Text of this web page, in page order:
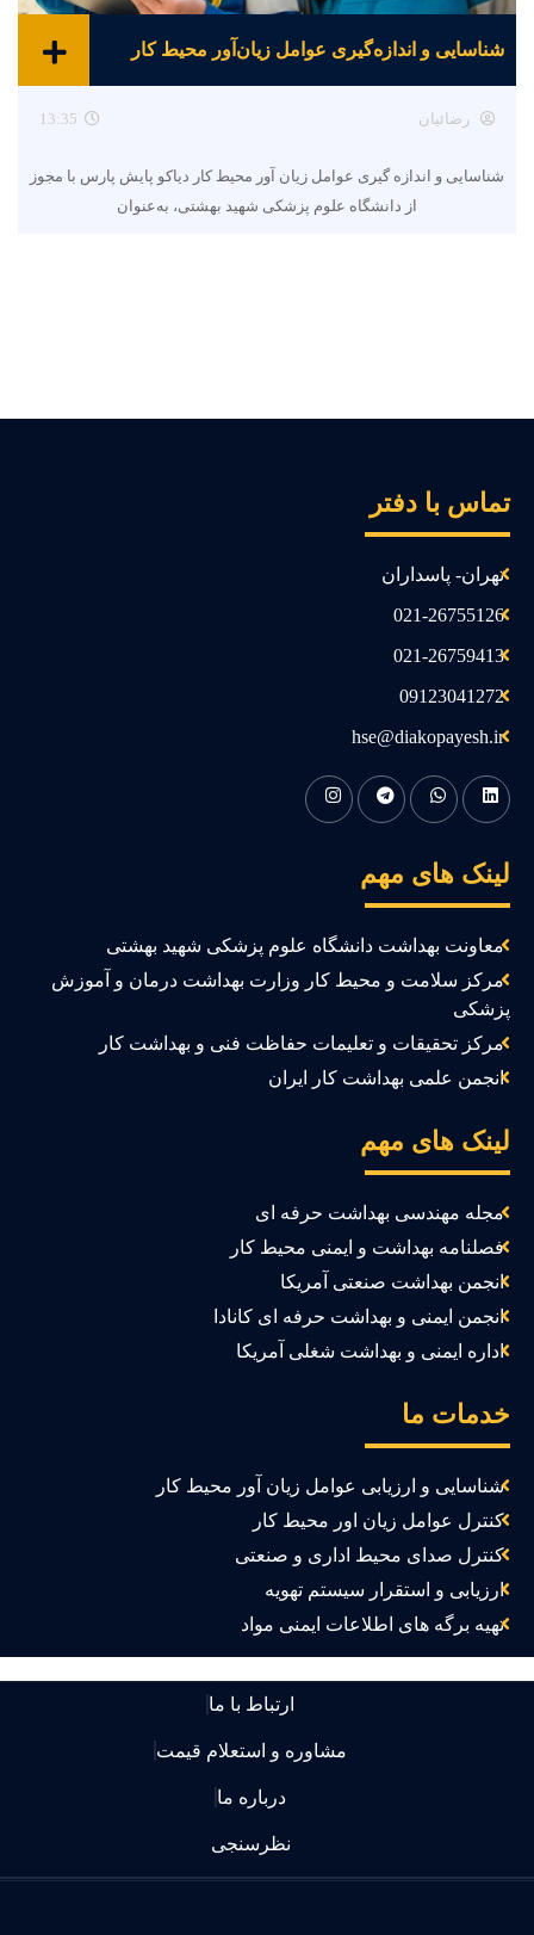
شناسایی و اندازه‌گیری عوامل زیان‌آور محیط کار
رضائیان 13:35
شناسایی و اندازه گیری عوامل زیان آور محیط کار دیاکو پایش پارس با مجوز
از دانشگاه علوم پزشکی شهید بهشتی، به‌عنوان
با دفتر
تهران- پاسداران
021-26755126
021-26759413
09123041272
hse@diakopayesh.ir
های مهم
معاونت بهداشت دانشگاه علوم پزشکی شهید بهشتی
مرکز سلامت و محیط کار وزارت بهداشت درمان و آموزش
مرکز تحقیقات و تعلیمات حفاظت فنی و بهداشت کار
انجمن علمی بهداشت کار ایران
های مهم
مجله مهندسی بهداشت حرفه ای
فصلنامه بهداشت و ایمنی محیط کار
انجمن بهداشت صنعتی آمریکا
انجمن ایمنی و بهداشت حرفه ای کانادا
اداره ایمنی و بهداشت شغلی آمریکا
ما
شناسایی و ارزیابی عوامل زیان آور محیط کار
کنترل عوامل زیان اور محیط کار
کنترل صدای محیط اداری و صنعتی
ارزیابی و استقرار سیستم تهویه
تهیه برگه های اطلاعات ایمنی مواد
ارتباط با ما
مشاوره و استعلام قیمت
درباره ما
نظرسنجی